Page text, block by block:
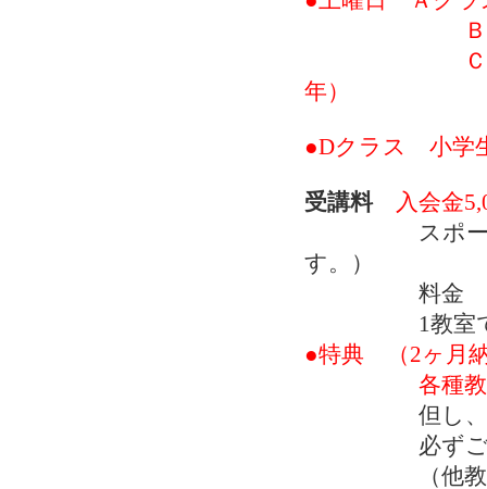
Ｂクラス
Ｃクラス
年）
●Dクラス 小学
受講料
入会金
スポーツ
す。）
料金 月極
1教室で1
●特典 （2ヶ月
各種教室
但し、入会
必ずご相談
（他教室受